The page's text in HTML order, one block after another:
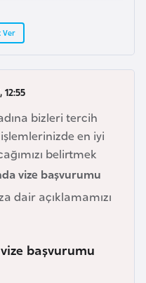
Ver
bizleri tercih
en iyi
belirtmek
vize başvurumu
dair açıklamamızı
başvurumu